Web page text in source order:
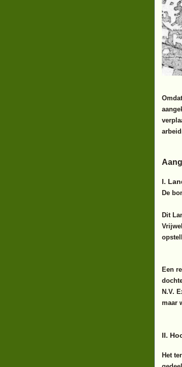
I.
De
Dit
Een
N.V.
maar
II.
Het